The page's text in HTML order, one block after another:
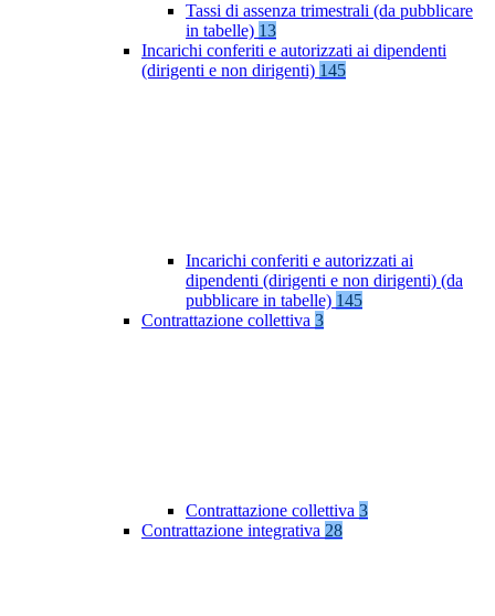
Tassi di assenza trimestrali (da pubblicare
in tabelle) 13
Incarichi conferiti e autorizzati ai dipendenti
(dirigenti e non dirigenti) 145
Incarichi conferiti e autorizzati ai
dipendenti (dirigenti e non dirigenti) (da
pubblicare in tabelle) 145
Contrattazione collettiva 3
Contrattazione collettiva 3
Contrattazione integrativa 28